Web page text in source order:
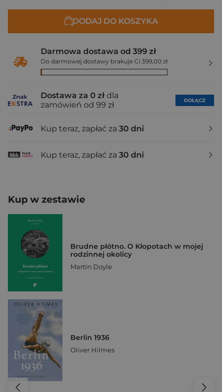
DODAJ DO KOSZYKA
Darmowa dostawa od 399 zł
Do darmowej dostawy brakuje Ci 399,00 zł
Dostawa za 0 zł dla
zamówień od 99 zł
DOŁĄCZ
Kup teraz, zapłać za 30 dni
Kup teraz, zapłać za 30 dni
Kup w zestawie
Brudne płótno. O Kłopotach w mojej
rodzinnej okolicy
Martin Doyle
Berlin 1936
Oliver Hilmes